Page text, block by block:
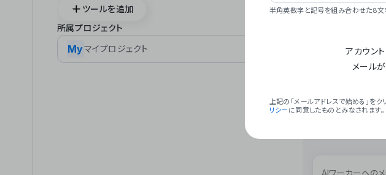
ツールを追加
所属プロジェクト
Myマイプロジェクト
### 会
半角英数字と記号を組み合わせた8文
アカウン
メール
上記の「メールアドレスで始める」をク
リシー に同意したものとみなされます。